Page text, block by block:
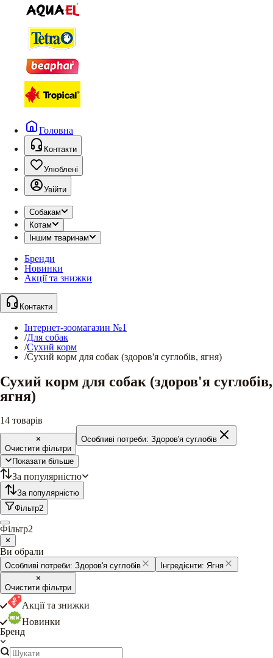
Головна
Контакти
Улюблені
Увійти
Собакам
Котам
Іншим тваринам
Бренди
Новинки
Акції та знижки
Контакти
Інтернет-зоомагазин №1
/Для собак
/Сухий корм
/Сухий корм для собак (здоров'я суглобів, ягня)
Сухий корм для собак (здоров'я суглобів,
ягня)
14 товарів
Очистити фільтри
Особливі потреби: Здоров'я суглобів
Показати більше
За популярністю
За популярністю
Фільтр2
Фільтр2
Ви обрали
Особливі потреби: Здоров'я суглобів Інгредієнти: Ягня
Очистити фільтри
Акції та знижки
Новинки
Бренд